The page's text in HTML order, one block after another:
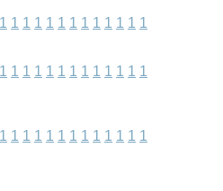
1 1 1 1 1 1 1 1 1 1 1 1 1
1 1 1 1 1 1 1 1 1 1 1 1 1
1 1 1 1 1 1 1 1 1 1 1 1 1